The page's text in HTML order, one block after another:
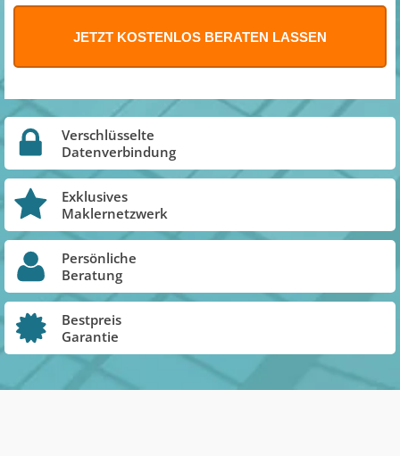
Verschlüsselte
Datenverbindung
Exklusives
Maklernetzwerk
Persönliche
Beratung
Bestpreis
Garantie